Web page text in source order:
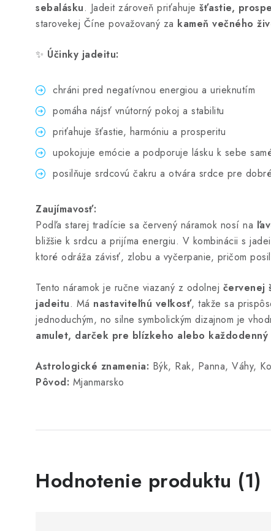
sebalásku. Jadeit zároveň priťahuje šťastie,
starovekej Číne považovaný za kameň večného
✨ Účinky jadeitu:
chráni pred negatívnou energiou a urieknutím
pomáha nájsť vnútorný pokoj a stabilitu
priťahuje šťastie, harmóniu a prosperitu
upokojuje emócie a podporuje lásku k sebe
posilňuje srdcovú čakru a otvára srdce pre
Zaujímavosť:
Podľa starej tradície sa červený náramok nosí na
bližšie k srdcu a prijíma energiu. V kombinácii s
ktoré odráža závisť, zlobu a vyčerpanie, pričom
Tento náramok je ručne viazaný z odolnej červenej
jadeitu. Má nastaviteľnú veľkosť, takže sa
jednoduchým, no silne symbolickým dizajnom je
amulet, darček pre blízkeho alebo každodenný
Astrologické znamenia: Býk, Rak, Panna, Váhy,
Pôvod: Mjanmarsko
Hodnotenie produktu (1)
V